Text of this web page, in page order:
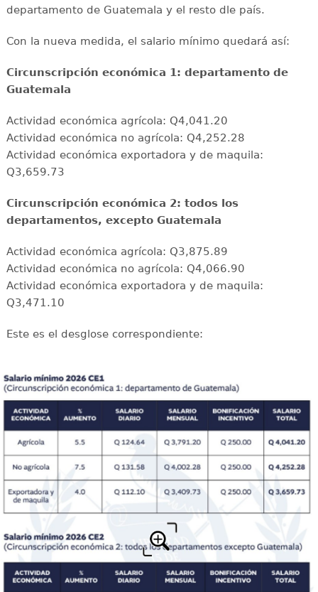
departamento de Guatemala y el resto dle país.
Con la nueva medida, el salario mínimo quedará así:
Circunscripción económica 1: departamento de
Guatemala
Actividad económica agrícola: Q4,041.20
Actividad económica no agrícola: Q4,252.28
Actividad económica exportadora y de maquila:
Q3,659.73
Circunscripción económica 2: todos los
departamentos, excepto Guatemala
Actividad económica agrícola: Q3,875.89
Actividad económica no agrícola: Q4,066.90
Actividad económica exportadora y de maquila:
Q3,471.10
Este es el desglose correspondiente: